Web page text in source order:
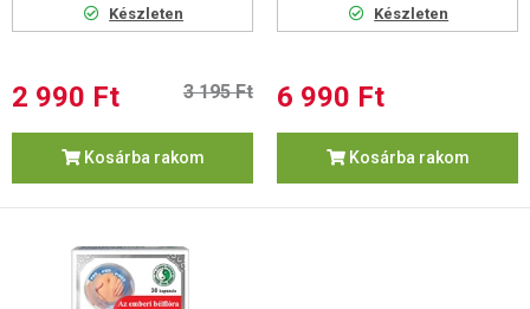
Készleten
2 990 Ft 3 195 Ft
Kosárba rakom
Készleten
6 990 Ft
Kosárba rakom